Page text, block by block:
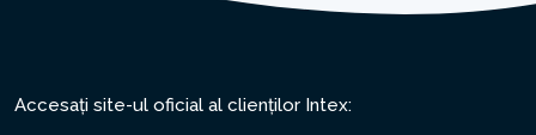
Accesați site-ul oficial al clienților Intex: